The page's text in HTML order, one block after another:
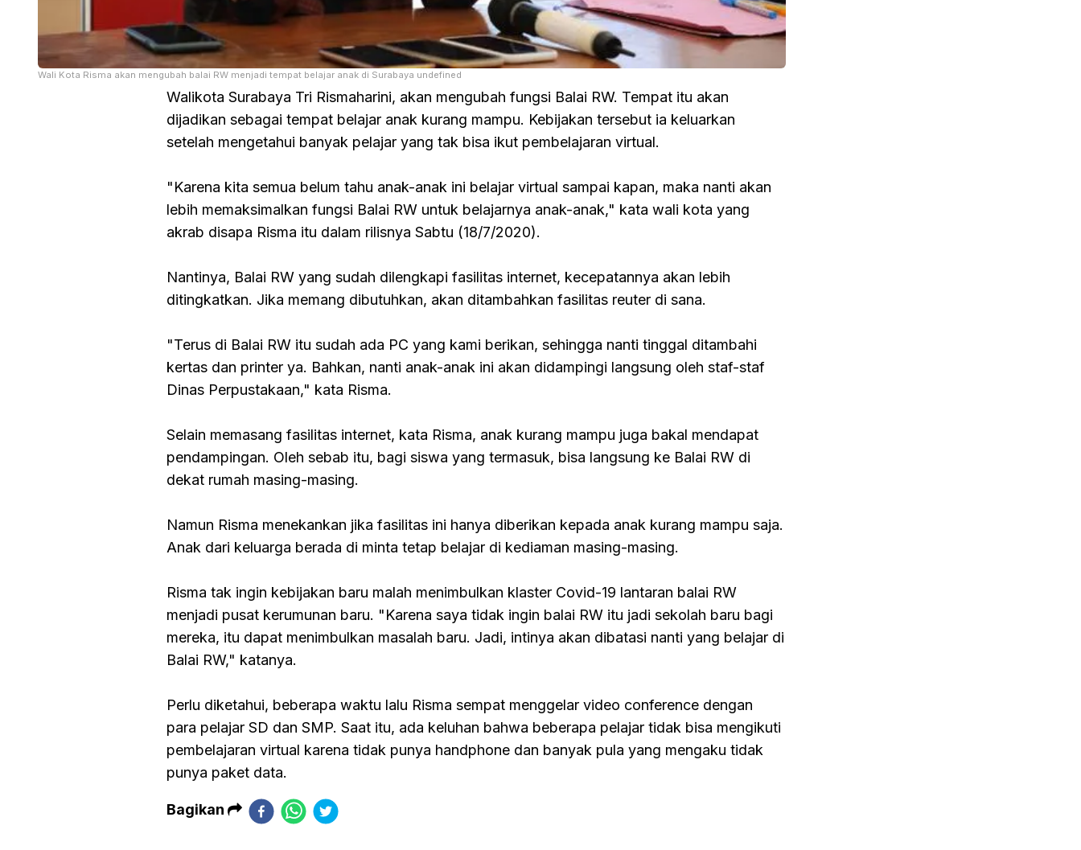
Wali Kota Risma akan mengubah balai RW menjadi tempat belajar anak di Surabaya undefined
Walikota Surabaya Tri Rismaharini, akan mengubah fungsi Balai RW. Tempat itu akan
dijadikan sebagai tempat belajar anak kurang mampu. Kebijakan tersebut ia keluarkan
setelah mengetahui banyak pelajar yang tak bisa ikut pembelajaran virtual.
"Karena kita semua belum tahu anak-anak ini belajar virtual sampai kapan, maka nanti akan
lebih memaksimalkan fungsi Balai RW untuk belajarnya anak-anak," kata wali kota yang
akrab disapa Risma itu dalam rilisnya Sabtu (18/7/2020).
Nantinya, Balai RW yang sudah dilengkapi fasilitas internet, kecepatannya akan lebih
ditingkatkan. Jika memang dibutuhkan, akan ditambahkan fasilitas reuter di sana.
"Terus di Balai RW itu sudah ada PC yang kami berikan, sehingga nanti tinggal ditambahi
kertas dan printer ya. Bahkan, nanti anak-anak ini akan didampingi langsung oleh staf-staf
Dinas Perpustakaan," kata Risma.
Selain memasang fasilitas internet, kata Risma, anak kurang mampu juga bakal mendapat
pendampingan. Oleh sebab itu, bagi siswa yang termasuk, bisa langsung ke Balai RW di
dekat rumah masing-masing.
Namun Risma menekankan jika fasilitas ini hanya diberikan kepada anak kurang mampu saja.
Anak dari keluarga berada di minta tetap belajar di kediaman masing-masing.
Risma tak ingin kebijakan baru malah menimbulkan klaster Covid-19 lantaran balai RW
menjadi pusat kerumunan baru. "Karena saya tidak ingin balai RW itu jadi sekolah baru bagi
mereka, itu dapat menimbulkan masalah baru. Jadi, intinya akan dibatasi nanti yang belajar di
Balai RW," katanya.
Perlu diketahui, beberapa waktu lalu Risma sempat menggelar video conference dengan
para pelajar SD dan SMP. Saat itu, ada keluhan bahwa beberapa pelajar tidak bisa mengikuti
pembelajaran virtual karena tidak punya handphone dan banyak pula yang mengaku tidak
punya paket data.
Bagikan